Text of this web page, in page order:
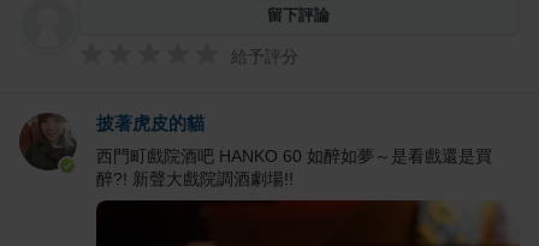
留下評論
給予評分
披著虎皮的貓
西門町戲院酒吧 HANKO 60 如醉如夢～是看戲還是買
醉?! 新聲大戲院調酒劇場!!